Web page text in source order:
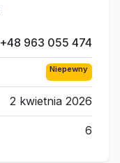
+48 963 055 474
Niepewny
2 kwietnia 2026
6